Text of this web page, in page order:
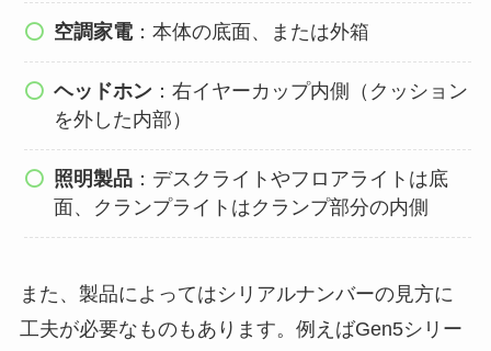
空調家電：本体の底面、または外箱
ヘッドホン ：右イヤーカップ内側（クッション
を外した内部）
照明製品 ：デスクライトやフロアライトは底
面、クランプライトはクランプ部分の内側
また、製品によってはシリアルナンバーの見方に
工夫が必要なものもあります。例えばGen5シリー